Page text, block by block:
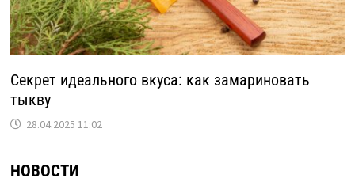
Секрет идеального вкуса: как замариновать
тыкву
28.04.2025 11:02
НОВОСТИ